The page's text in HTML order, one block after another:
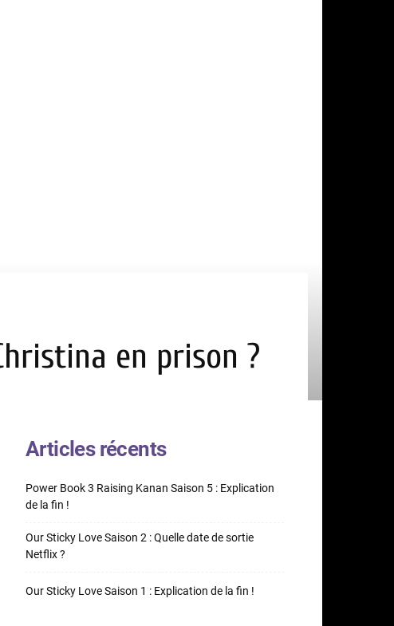
en prison ?
Articles récents
Power Book 3 Raising Kanan Saison 5 : Explication
de la fin !
Our Sticky Love Saison 2 : Quelle date de sortie
Netflix ?
Our Sticky Love Saison 1 : Explication de la fin !